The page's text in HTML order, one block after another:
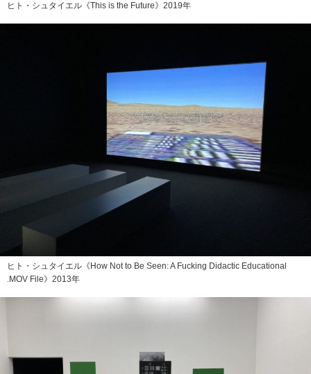
ヒト・シュタイエル《This is the Future》2019年
ヒト・シュタイエル《How Not to Be Seen: A Fucking Didactic Educational
.MOV File》2013年